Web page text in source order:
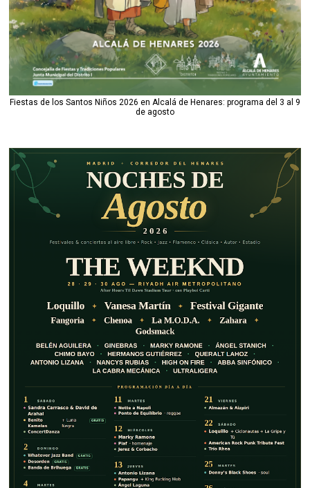
Fiestas de los Santos Niños 2026 en Alcalá de Henares: programa del 3 al 9
de agosto